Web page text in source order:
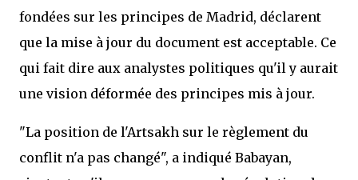
fondées sur les principes de Madrid, déclarent
que la mise à jour du document est acceptable. Ce
qui fait dire aux analystes politiques qu'il y aurait
une vision déformée des principes mis à jour.
"La position de l'Artsakh sur le règlement du
conflit n'a pas changé", a indiqué Babayan,